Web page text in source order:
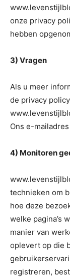
onze privacy
hebben
3) Vragen
Als u meer
de privacy
Ons e-
4) Monitoren
technieken om
hoe deze
welke pagina’s
manier van
oplevert op die
registreren,